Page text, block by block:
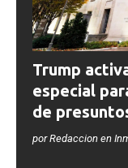
Trump
especial
de